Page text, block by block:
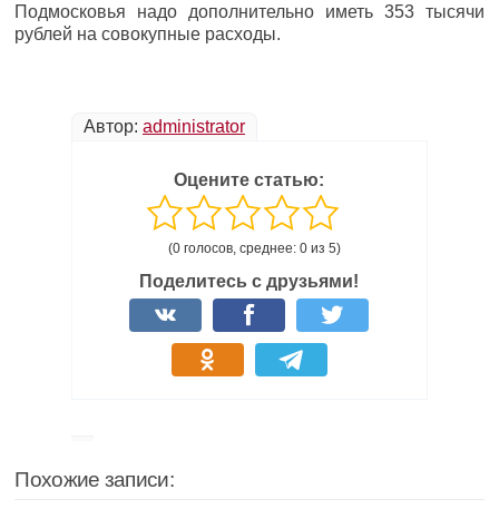
Подмосковья надо дополнительно иметь 353 тысячи
рублей на совокупные расходы.
Автор: administrator
Оцените статью:
(0 голосов, среднее: 0 из 5)
Поделитесь с друзьями!
Похожие записи: